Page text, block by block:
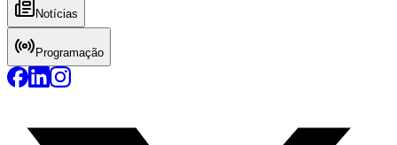
Notícias
Programação